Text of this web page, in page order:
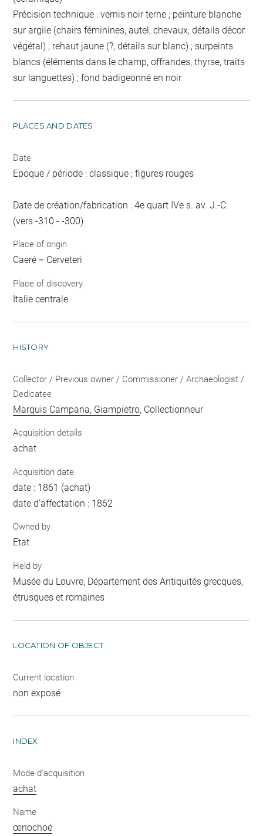
Précision technique : vernis noir terne ; peinture blanche
sur argile (chairs féminines, autel, chevaux, détails décor
végétal) ; rehaut jaune (?, détails sur blanc) ; surpeints
blancs (éléments dans le champ, offrandes, thyrse, traits
sur languettes) ; fond badigeonné en noir
PLACES AND DATES
Date
Epoque / période : classique ; figures rouges
Date de création/fabrication : 4e quart IVe s. av. J.-C.
(vers -310 - -300)
Place of origin
Caeré = Cerveteri
Place of discovery
Italie centrale
HISTORY
Collector / Previous owner / Commissioner / Archaeologist /
Dedicatee
Marquis Campana, Giampietro, Collectionneur
Acquisition details
achat
Acquisition date
date : 1861 (achat)
date d'affectation : 1862
Owned by
Etat
Held by
Musée du Louvre, Département des Antiquités grecques,
étrusques et romaines
LOCATION OF OBJECT
Current location
non exposé
INDEX
Mode d'acquisition
achat
Name
œnochoé